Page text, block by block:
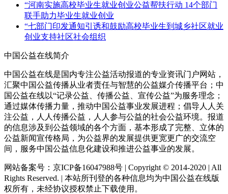
“河南实施高校毕业生就业创业公益帮扶行动 14个部门
联手助力毕业生就业创业
“七部门印发通知引诱和鼓励高校毕业生到城乡社区就业
创业支持社区社会组织
中国公益在线简介
中国公益在线是国内专注公益活动报道的专业资讯门户网站，
汇聚中国公益传播从业者责任与智慧的公益媒介传播平台；中
国公益在线以“记录公益、传播公益、宣传公益”为服务理念；
通过媒体传播力量，推动中国公益事业发展进程；倡导人人关
注公益，人人传播公益，人人参与公益的社会公益环境。报道
的信息涉及到公益领域的各个方面，基本形成了完整、立体的
公益新闻宣传格局，为公益界的发展提供更宽更广的交流空
间，服务中国公益信息化建设和推进公益事业的发展。
网站备案号：京ICP备16047988号 | Copyright © 2014-2020 | All
Rights Reserved. | 本站所刊登的各种信息均为中国公益在线版
权所有，未经协议授权禁止下载使用。